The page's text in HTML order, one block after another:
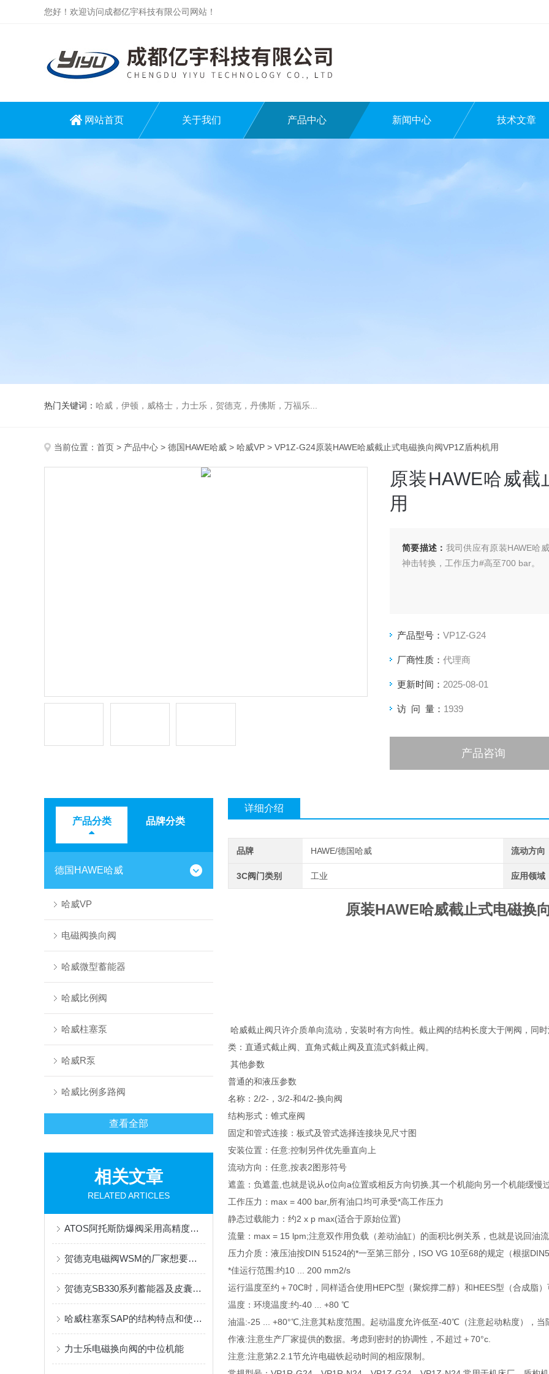
您好！欢迎访问成都亿宇科技有限公司网站！
网站首页 关于我们 产品中心 新闻中心 技术文章
热门关键词： 哈威，伊顿，威格士，力士乐，贺德克，丹佛斯，万福乐...
当前位置： 首页 > 产品中心 > 德国HAWE哈威 > 哈威VP > VP1Z-G24原装HAWE哈威截止式电磁换向阀VP1Z盾构机用
原装HAWE哈威
用
简要描述： 我司供应有原装HAWE哈
神击转换，工作压力#高至700 bar。
产品型号： VP1Z-G24
厂商性质： 代理商
更新时间： 2025-08-01
访 问 量： 1939
产品咨询
产品分类 品牌分类
德国HAWE哈威
哈威VP
电磁阀换向阀
哈威微型蓄能器
哈威比例阀
哈威柱塞泵
哈威R泵
哈威比例多路阀
查看全部
相关文章
RELATED ARTICLES
ATOS阿托斯防爆阀采用高精度压力传感器与调节装置
贺德克电磁阀WSM的厂家想要获得顾客的信任就要做到这三点
贺德克SB330系列蓄能器及皮囊的作用及应用概述
哈威柱塞泵SAP的结构特点和使用维护方式
力士乐电磁换向阀的中位机能
详细介绍
品牌 HAWE/德国哈威 流动方向
3C阀门类别 工业 应用领域
原装HAWE哈威截止式电磁换
哈威截止阀只许介质单向流动，安装时有方向性。截止阀的结构长度大于闸阀，同
类：直通式截止阀、直角式截止阀及直流式斜截止阀。
其他参数
普通的和液压参数
名称：2/2-，3/2-和4/2-换向阀
结构形式：锥式座阀
固定和管式连接：板式及管式选择连接块见尺寸图
安装位置：任意:控制另件优先垂直向上
流动方向：任意,按表2图形符号
遮盖：负遮盖,也就是说从o位向a位置或相反方向切换,其一个机能向另一个机能缓慢
工作压力：max = 400 bar,所有油口均可承受*高工作压力
静态过载能力：约2 x p max(适合于原始位置)
流量：max = 15 lpm;注意双作用负载（差动油缸）的面积比例关系，也就是说回油
压力介质：液压油按DIN 51524的*一至第三部分，ISO VG 10至68的规定（根据
*佳运行范围:约10 ... 200 mm2/s
运行温度至约＋70C时，同样适合使用HEPC型（聚烷撑二醇）和HEES型（合成脂
温度：环境温度:约-40 ... +80 ℃
油温:-25 ... +80°℃,注意其粘度范围。起动温度允许低至-40℃（注意起动粘度），
作液:注意生产厂家提供的数据。考虑到密封的协调性，不超过＋70°c.
注意:注意第2.2.1节允许电磁铁起动时间的相应限制。